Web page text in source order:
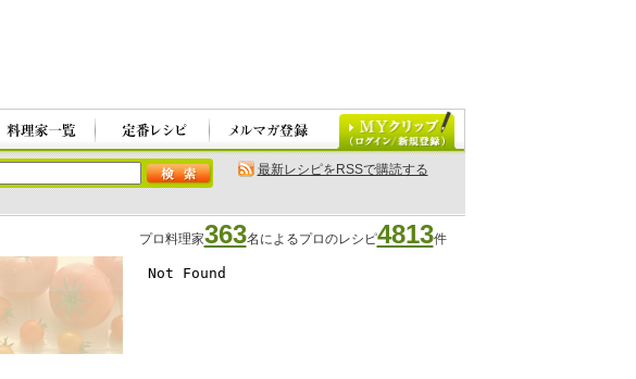
最新レシピをRSSで購読する
プロ料理家363名によるプロのレシピ4813件